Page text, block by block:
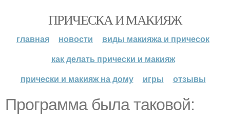
ПРИЧЕСКА И МАКИЯЖ
главная новости
виды макияжа и причесок
как делать прически и макияж
прически и макияж на дому
игры отзывы
Программа была таковой: